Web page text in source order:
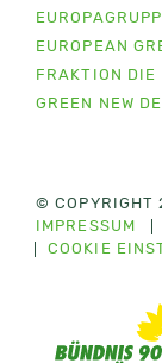
EUROPEAN
FRAKTION DIE
GREEN NEW
© COPYRIGHT
IMPRESSUM
COOKIE